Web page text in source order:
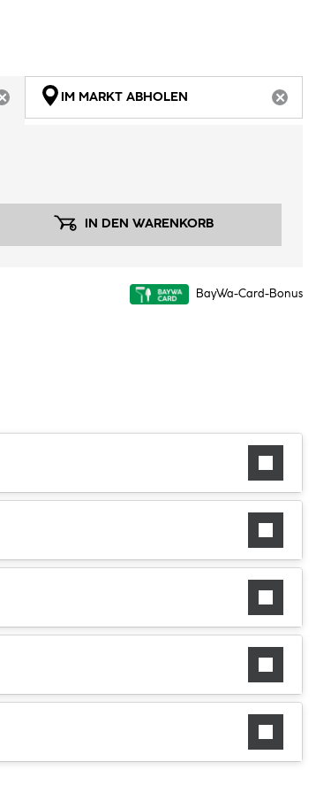
ARTIKEL NICHT VERFÜGBAR
IM MARKT ABHOLEN
IN DEN WARENKORB
BayWa-Card-Bonus